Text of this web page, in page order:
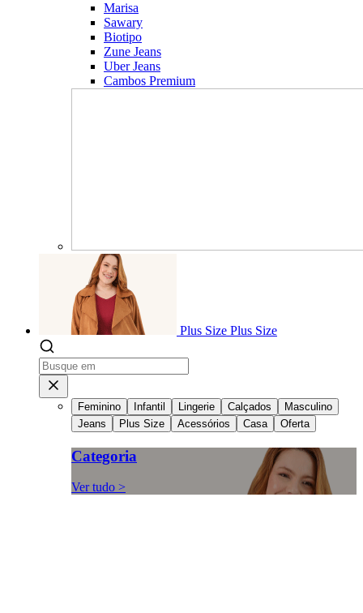
Marisa
Sawary
Biotipo
Zune Jeans
Uber Jeans
Cambos Premium
Plus Size Plus Size
Feminino Infantil Lingerie Calçados
Masculino
Jeans
Plus Size Acessórios Casa Oferta
Categoria
Ver tudo >